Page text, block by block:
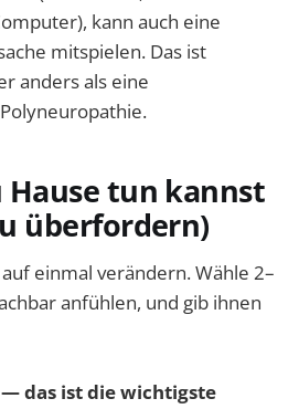
kann auch eine
mitspielen. Das ist
anders als eine
Hause tun kannst
überfordern)
einmal verändern. Wähle 2–
anfühlen, und gib ihnen
das ist die wichtigste